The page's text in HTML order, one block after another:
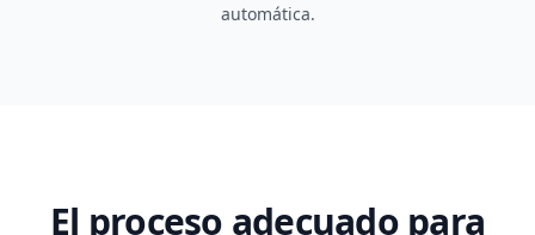
automática.
El proceso adecuado para